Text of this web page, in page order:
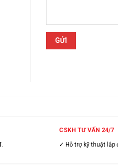
CSKH TƯ VẤN 24/7
✓ Hỗ trợ kỹ thuật lắp